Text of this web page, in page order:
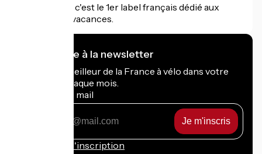
Accueil Vélo c'est le 1er label français dédié aux
cyclistes en vacances.
Je m'abonne à la newsletter
Recevez le meilleur de la France à vélo dans votre
boîte mail chaque mois.
Mon adresse mail
Conditions d'inscription